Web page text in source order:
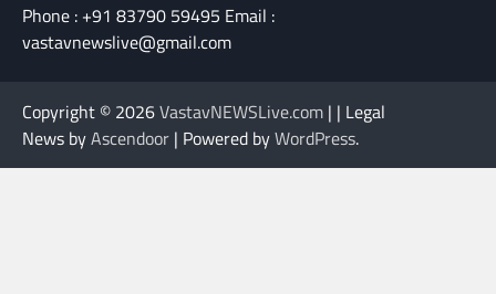
Phone : +91 83790 59495 Email :
vastavnewslive@gmail.com
Copyright © 2026VastavNEWSLive.com | | Legal
News byAscendoor | Powered byWordPress.